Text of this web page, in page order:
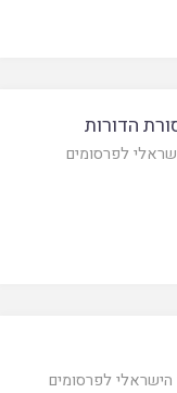
הדורות
לפרסומים
הישראלי לפרסומים